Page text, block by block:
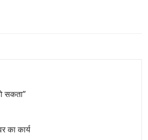
सकता”
का कार्य